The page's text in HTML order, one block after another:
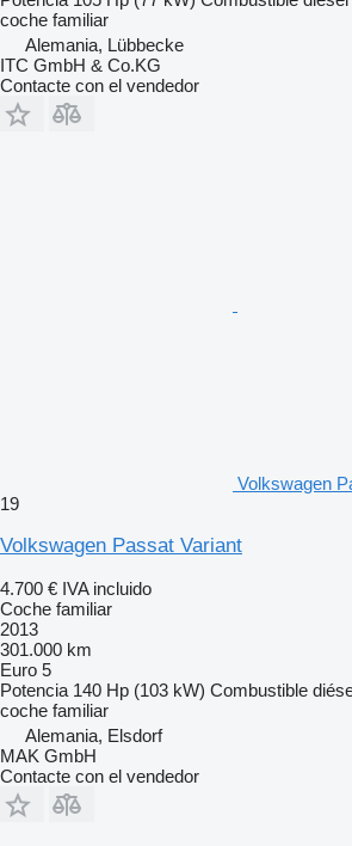
coche familiar
Alemania, Lübbecke
ITC GmbH & Co.KG
Contacte con el vendedor
Volkswagen
19
Volkswagen Passat Variant
4.700 € IVA incluido
Coche familiar
2013
301.000 km
Euro 5
Potencia 140 Hp (103 kW) Combustible
coche familiar
Alemania, Elsdorf
MAK GmbH
Contacte con el vendedor